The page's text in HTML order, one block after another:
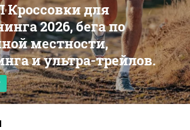
Кроссовки для
2026, бега по
местности,
и ультра-трейлов.